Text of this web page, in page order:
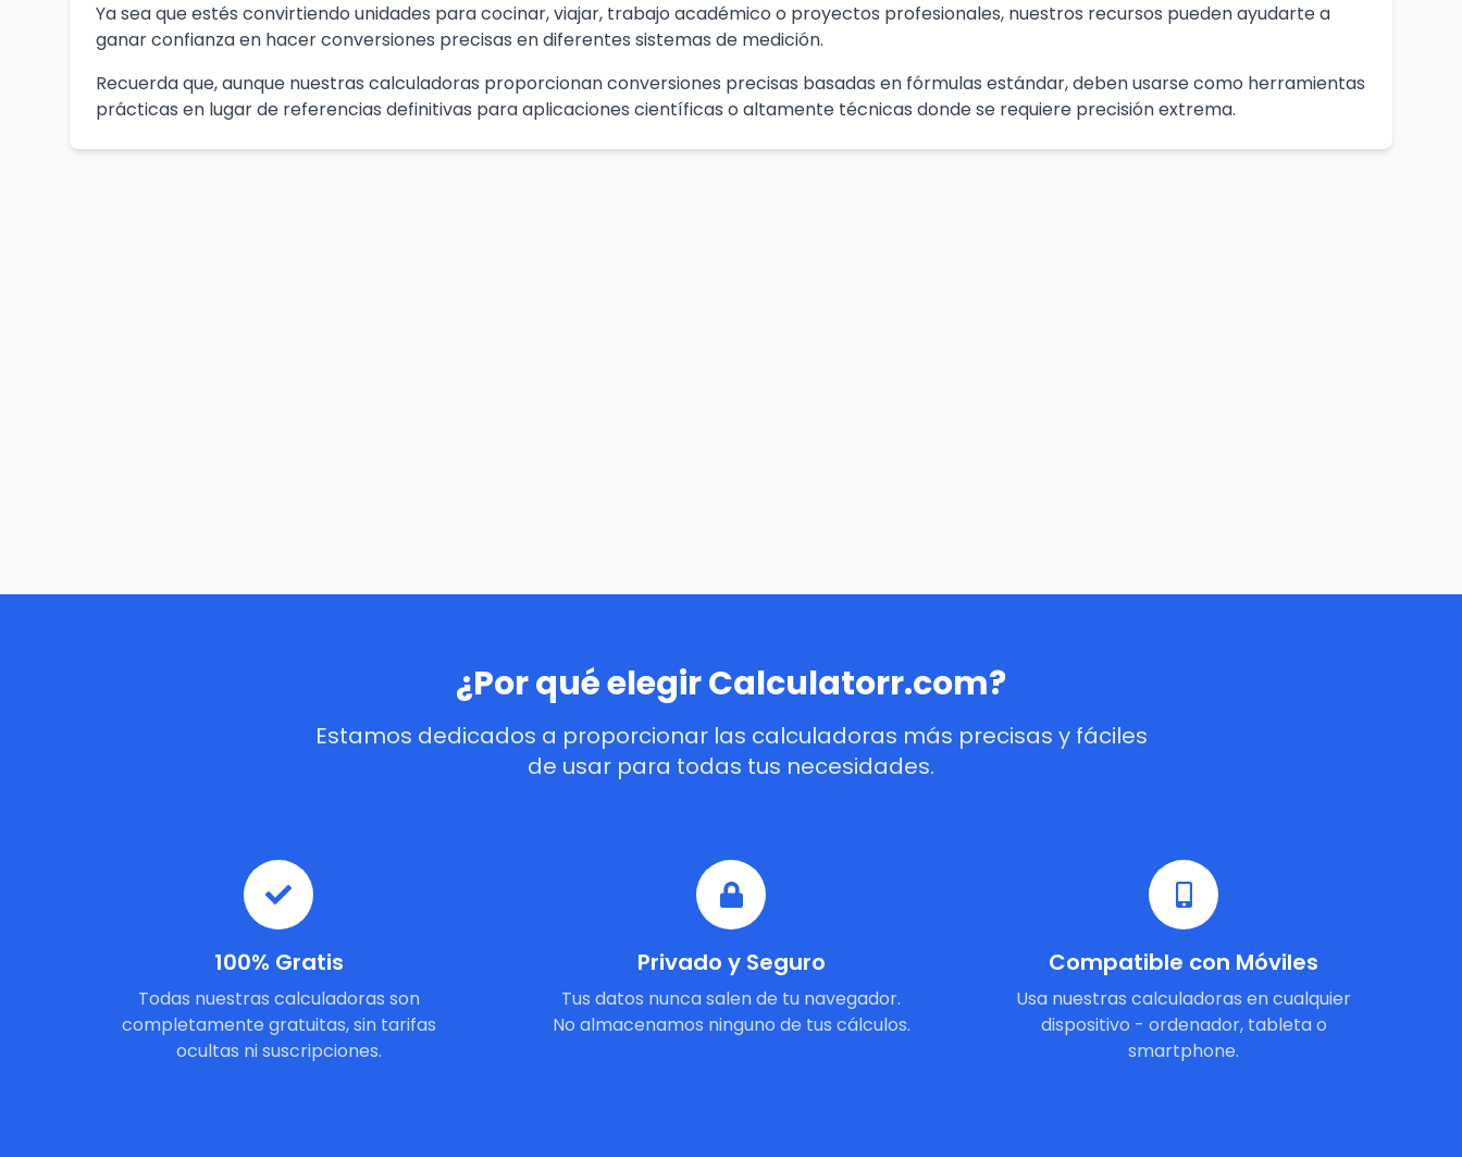
Ya sea que estés convirtiendo unidades para cocinar, viajar, trabajo académico o proyectos profesionales, nuestros recursos pueden ayudarte a
ganar confianza en hacer conversiones precisas en diferentes sistemas de medición.
Recuerda que, aunque nuestras calculadoras proporcionan conversiones precisas basadas en fórmulas estándar, deben usarse como herramientas
prácticas en lugar de referencias definitivas para aplicaciones científicas o altamente técnicas donde se requiere precisión extrema.
¿Por qué elegir Calculatorr.com?
Estamos dedicados a proporcionar las calculadoras más precisas y fáciles
de usar para todas tus necesidades.
100% Gratis
Todas nuestras calculadoras son
completamente gratuitas, sin tarifas
ocultas ni suscripciones.
Privado y Seguro
Tus datos nunca salen de tu navegador.
No almacenamos ninguno de tus cálculos.
Compatible con Móviles
Usa nuestras calculadoras en cualquier
dispositivo - ordenador, tableta o
smartphone.